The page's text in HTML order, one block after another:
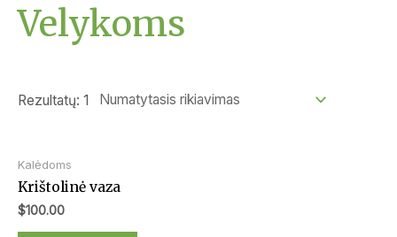
Velykoms
Rezultatų: 1
Kalėdoms
Krištolinė vaza
$100.00